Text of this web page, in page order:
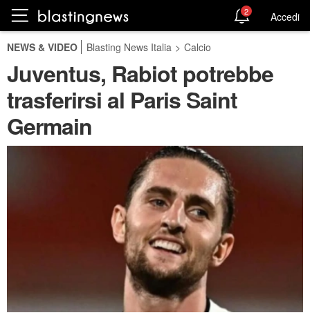
2 Accedi
NEWS & VIDEO Blasting News Italia > Calcio
Juventus, Rabiot potrebbe
trasferirsi al Paris Saint
Germain